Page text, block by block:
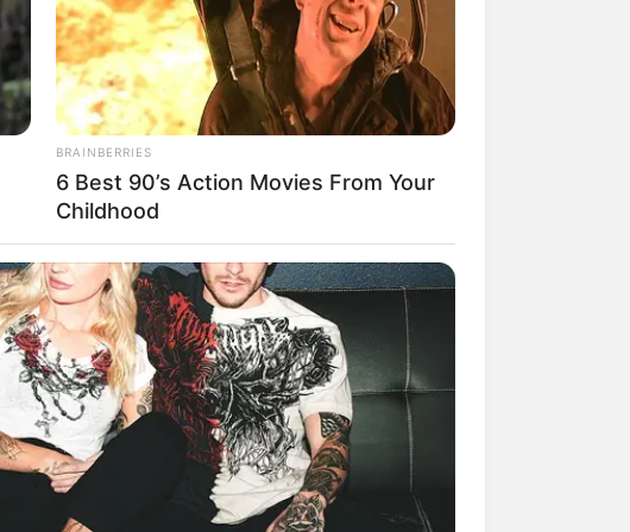
Tampil Lebih Modern, 7 Potret
Hasil Renovasi Rumah Berusia
90 Tahun
BRAINBERRIES
6 Best 90’s Action Movies From Your
Childhood